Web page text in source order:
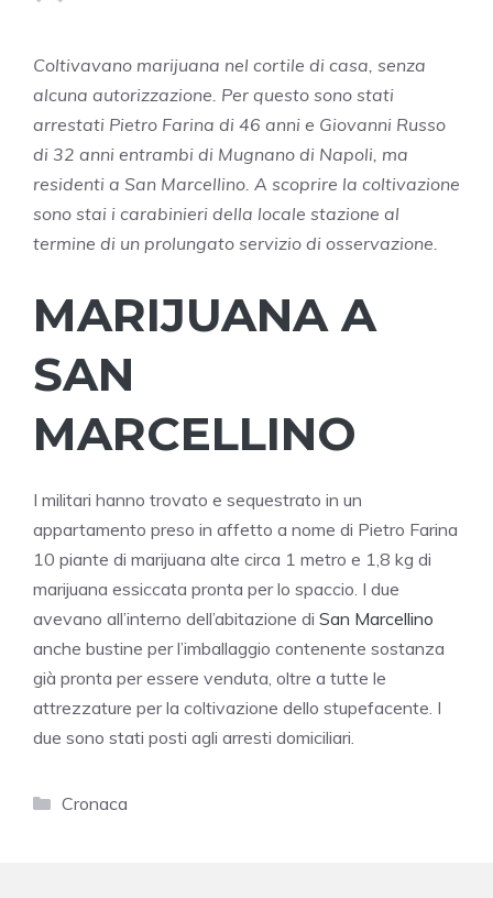
Coltivavano marijuana nel cortile di casa, senza
alcuna autorizzazione. Per questo sono stati
arrestati Pietro Farina di 46 anni e Giovanni Russo
di 32 anni entrambi di Mugnano di Napoli, ma
residenti a San Marcellino. A scoprire la coltivazione
sono stai i carabinieri della locale stazione al
termine di un prolungato servizio di osservazione.
MARIJUANA A
SAN
MARCELLINO
I militari hanno trovato e sequestrato in un
appartamento preso in affetto a nome di Pietro Farina
10 piante di marijuana alte circa 1 metro e 1,8 kg di
marijuana essiccata pronta per lo spaccio. I due
avevano all’interno dell’abitazione di San Marcellino
anche bustine per l’imballaggio contenente sostanza
già pronta per essere venduta, oltre a tutte le
attrezzature per la coltivazione dello stupefacente. I
due sono stati posti agli arresti domiciliari.
Categorie
Cronaca